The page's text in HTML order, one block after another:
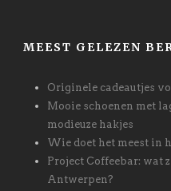
MEEST GELEZEN
Originele cadeautjes
Mooie schoenen met
modieuze hakjes
Wie doet het meest in
Project Coffeebar: wat
Antwerpen?